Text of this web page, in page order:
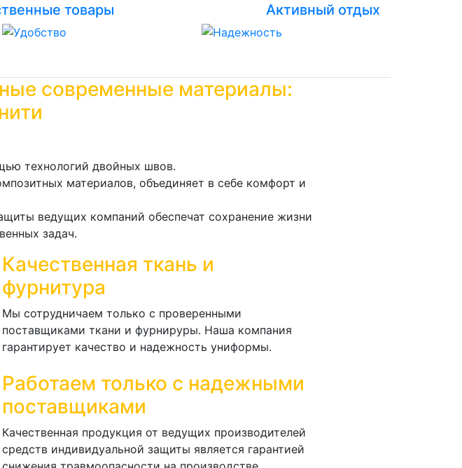
товары Активный отдых
современные материалы:
технологий двойных швов.
материалов, объединяет в себе комфорт и
ведущих компаний обеспечат сохранение жизни
задач.
Качественная ткань и
фурнитура
Мы сотрудничаем только с проверенными
поставщиками ткани и фурнируры. Наша компания
гарантирует качество и надежность униформы.
Работаем только с надежными
поставщиками
Качественная продукция от ведущих производителей
средств индивидуальной защиты является гарантией